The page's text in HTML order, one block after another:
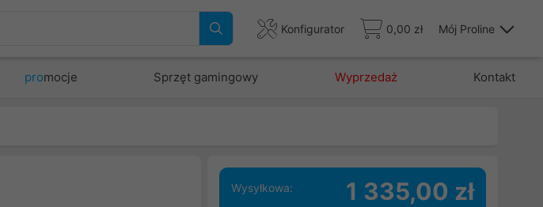
Konfigurator 0,00 zł Mój Proline
promocje Sprzęt gamingowy Wyprzedaż Kontakt
Wysyłkowa: 1 335,00 zł